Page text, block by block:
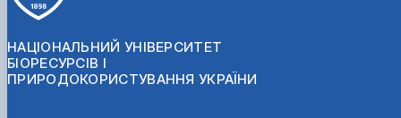
НАЦІОНАЛЬНИЙ УНІВЕРСИТЕТ
БІОРЕСУРСІВ І
ПРИРОДОКОРИСТУВАННЯ УКРАЇНИ